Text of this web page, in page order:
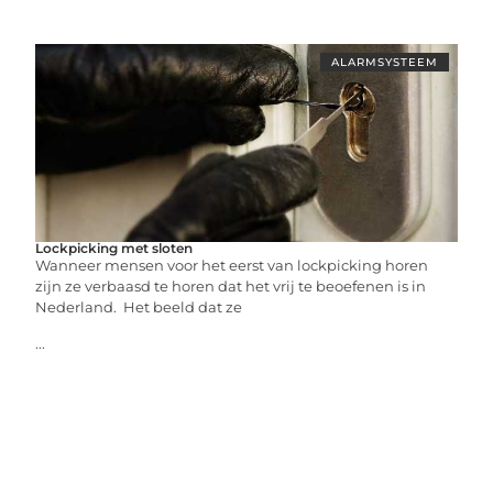
ALARMSYSTEEM
Lockpicking met sloten
Wanneer mensen voor het eerst van lockpicking horen
zijn ze verbaasd te horen dat het vrij te beoefenen is in
Nederland. Het beeld dat ze
...